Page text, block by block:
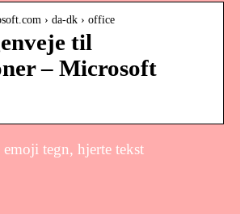
› da-dk › office
til
– Microsoft
tegn, hjerte tekst